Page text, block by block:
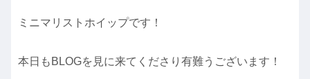
ミニマリストホイップです！
本日もBLOGを見に来てくださり有難うございます！